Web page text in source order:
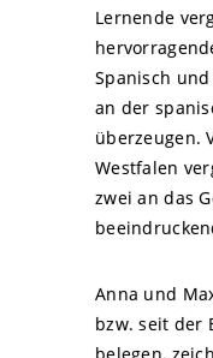
Lernende
Spanisch
an der
überzeugen.
Westfalen
zwei an das
Anna und
bzw. seit der
belegen,